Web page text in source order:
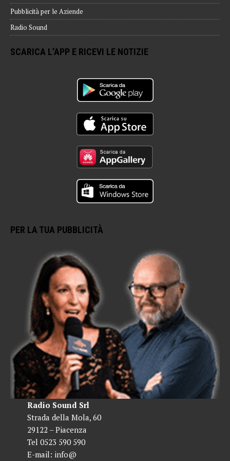
Pubblicità per le Aziende
Radio Sound
SCARICA L’APP E RICEVI LE NOTIZIE
PER LA TUA PUBBLICITÀ
Radio Sound Srl
Strada della Mola, 60
29122 – Piacenza
Tel 0523 590 590
E-mail: info@